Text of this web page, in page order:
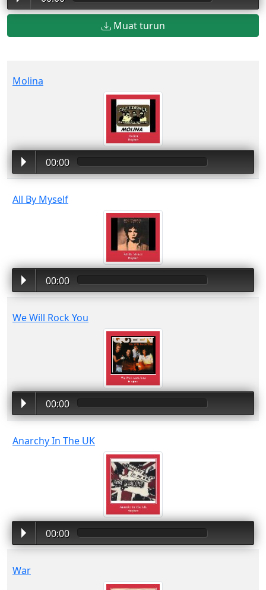
Muat turun
Molina
00:00
All By Myself
00:00
We Will Rock You
00:00
Anarchy In The UK
00:00
War